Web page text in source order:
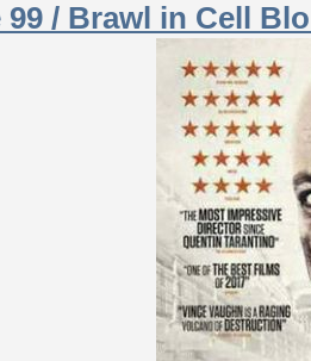
/ Brawl in Cell